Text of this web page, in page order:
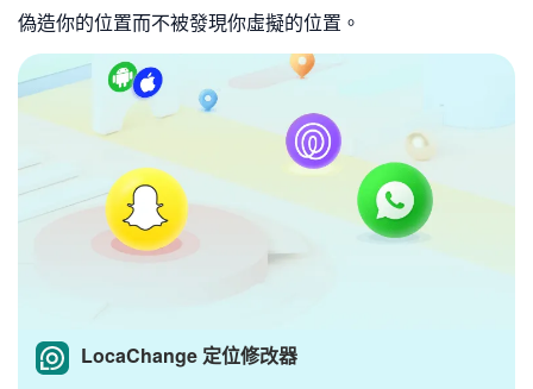
偽造你的位置而不被發現你虛擬的位置。
LocaChange 定位修改器